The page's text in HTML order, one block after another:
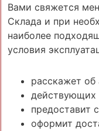
Вами свяжется
Склада и при
наиболее
условия
расскажет
действующих
предоставит
оформит